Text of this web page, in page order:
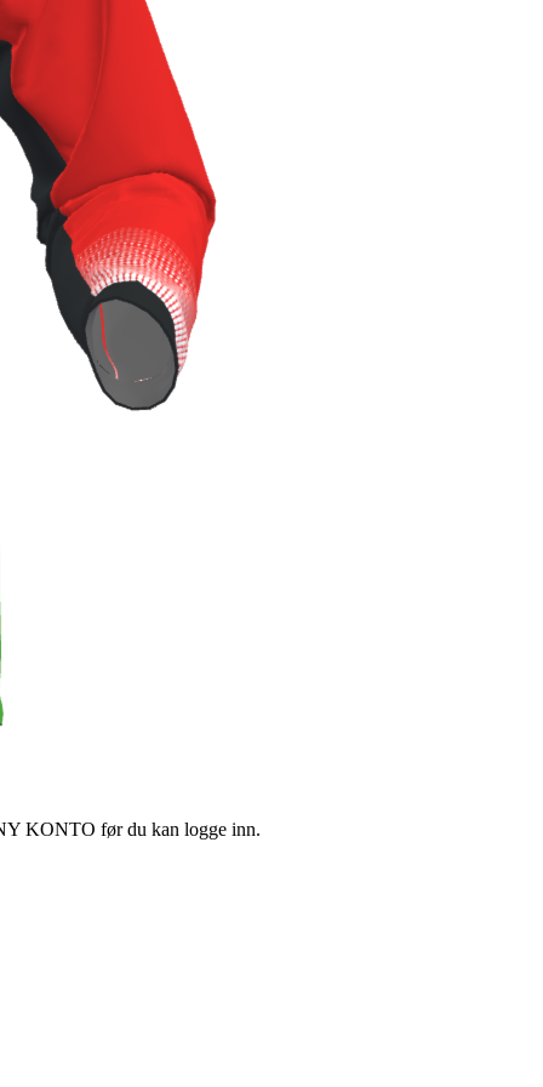
KONTO før du kan logge inn.